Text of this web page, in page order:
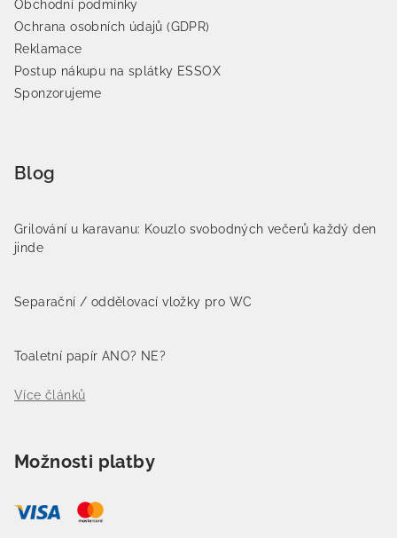
Obchodní podmínky
Ochrana osobních údajů (GDPR)
Reklamace
Postup nákupu na splátky ESSOX
Sponzorujeme
Blog
Grilování u karavanu: Kouzlo svobodných večerů každý den
jinde
Separační / oddělovací vložky pro WC
Toaletní papír ANO? NE?
Více článků
Možnosti platby